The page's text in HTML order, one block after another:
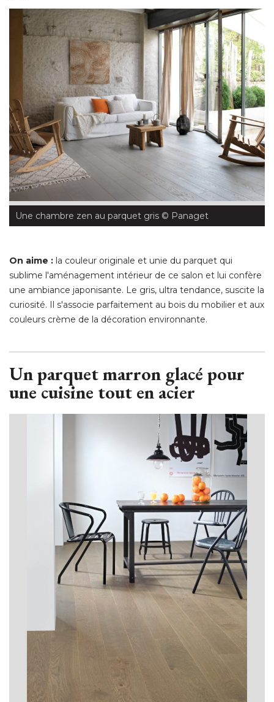
Une chambre zen au parquet gris © Panaget
On aime : la couleur originale et unie du parquet qui
sublime l'aménagement intérieur de ce salon et lui confère
une ambiance japonisante. Le gris, ultra tendance, suscite la
curiosité. Il s'associe parfaitement au bois du mobilier et aux
couleurs crème de la décoration environnante.
Un parquet marron glacé pour
une cuisine tout en acier